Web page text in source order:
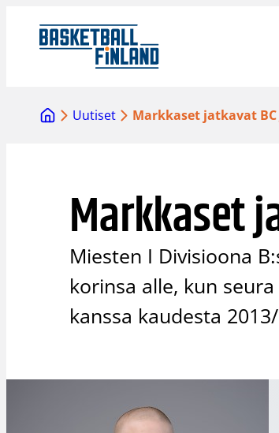
sisältöön
Uutiset Markkaset jatkavat BC
Markkaset
Miesten I Divisioona
korinsa alle, kun
kanssa kaudesta